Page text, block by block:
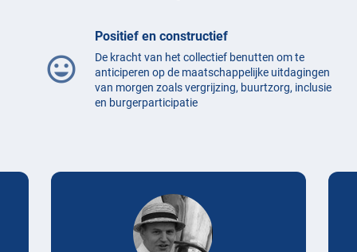
mood
Positief en constructief
De kracht van het collectief benutten om te
anticiperen op de maatschappelijke uitdagingen
van morgen zoals vergrijzing, buurtzorg, inclusie
en burgerparticipatie
Testimonials